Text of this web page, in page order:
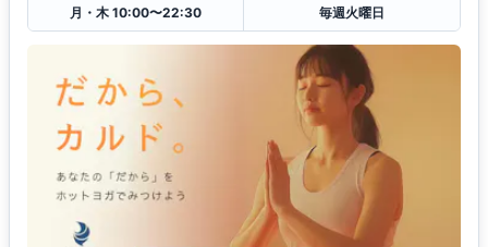
月・木 10:00〜22:30
毎週火曜日